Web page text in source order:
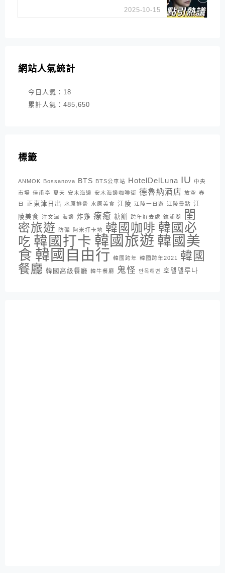
2025-10-15
網站人氣統計
今日人氣： 18
累計人氣： 485,650
標籤
ANMOK Bossanova BTS BTS公車站 HotelDelLuna IU
中央
市場 佳甫亭 夏天 安木海邊 安木海邊咖啡街 德魯納酒店 放空 春
日
正東津日出 水原排骨 水原美食 江陵 江陵一日遊 江陵景點 江
陵美食 注文津 海邊 炸雞 療癒 糖餅 跨年好去處 鏡浦湖
閨
密旅遊
防彈 阿米打卡地 韓國咖啡 韓國必
吃 韓國打卡 韓國旅遊 韓國美
食 韓國自由行 韓國跨年 韓國跨年2021
韓國
餐廳 韓國高級餐廳 韓牛餐廳 鬼怪 안목해변 호텔델루나